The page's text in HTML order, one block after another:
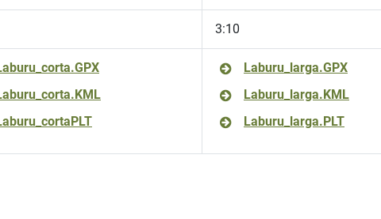
3:10
Laburu_larga.GPX
Laburu_larga.KML
Laburu_larga.PLT